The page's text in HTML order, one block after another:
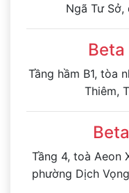
Ngã Tư
Beta
Tầng hầm B1, tòa
Thiêm,
Tầng 4, toà Aeon
phường Dịch